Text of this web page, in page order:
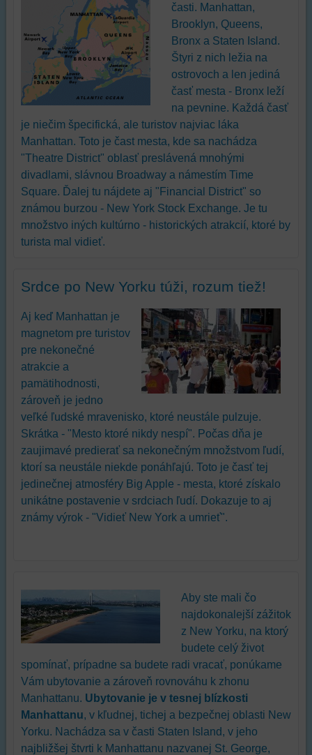
časti. Manhattan,
Brooklyn, Queens,
Bronx a Staten Island.
Štyri z nich ležia na
ostrovoch a len jediná
časť mesta - Bronx leží
na pevnine. Každá časť
je niečim špecifická, ale turistov najviac láka
Manhattan. Toto je čast mesta, kde sa nachádza
"Theatre District" oblasť preslávená mnohými
divadlami, slávnou Broadway a námestím Time
Square. Ďalej tu nájdete aj "Financial District" so
známou burzou - New York Stock Exchange. Je tu
množstvo iných kultúrno - historických atrakcií, ktoré by
turista mal vidieť.
Srdce po New Yorku túži, rozum tiež!
Aj keď Manhattan je
magnetom pre turistov
pre nekonečné
atrakcie a
pamätihodnosti,
zároveň je jedno
veľké ľudské mravenisko, ktoré neustále pulzuje.
Skrátka - "Mesto ktoré nikdy nespí". Počas dňa je
zaujimavé predierať sa nekonečným množstvom ľudí,
ktorí sa neustále niekde ponáhľajú. Toto je časť tej
jedinečnej atmosféry Big Apple - mesta, ktoré získalo
unikátne postavenie v srdciach ľudí. Dokazuje to aj
známy výrok - "Vidieť New York a umrieť".
Aby ste mali čo
najdokonalejší zážitok
z New Yorku, na ktorý
budete celý život
spomínať, prípadne sa budete radi vracať, ponúkame
Vám ubytovanie a zároveň rovnováhu k zhonu
Manhattanu. Ubytovanie je v tesnej blízkosti
Manhattanu, v kľudnej, tichej a bezpečnej oblasti New
Yorku. Nachádza sa v časti Staten Island, v jeho
najbližšej štvrti k Manhattanu nazvanej St. George,